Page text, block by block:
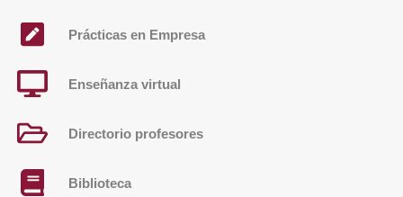
Prácticas en Empresa
Enseñanza virtual
Directorio profesores
Biblioteca